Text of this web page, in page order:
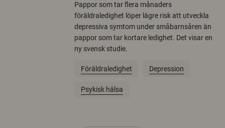
Pappor som tar flera månaders
föräldraledighet löper lägre risk att utveckla
depressiva symtom under småbarnsåren än
pappor som tar kortare ledighet. Det visar en
ny svensk studie.
Föräldraledighet Depression
Psykisk hälsa